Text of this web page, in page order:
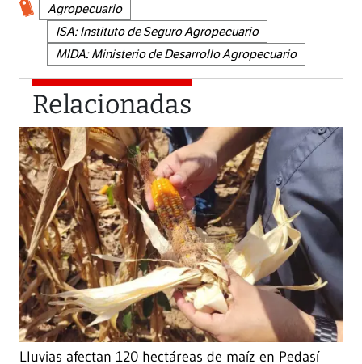
Agropecuario
ISA: Instituto de Seguro Agropecuario
MIDA: Ministerio de Desarrollo Agropecuario
Relacionadas
Lluvias afectan 120 hectáreas de maíz en Pedasí